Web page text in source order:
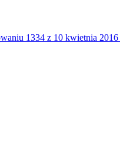
1334 z 10 kwietnia 2016